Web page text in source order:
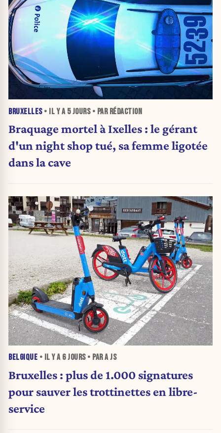
BRUXELLES• IL Y A 5 JOURS• PAR RÉDACTION
Braquage mortel à Ixelles : le gérant
d'un night shop tué, sa femme ligotée
dans la cave
BELGIQUE • IL Y A 6 JOURS• PAR A JS
Bruxelles : plus de 1.000 signatures
pour sauver les trottinettes en libre-
service